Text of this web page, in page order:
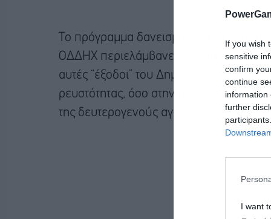
If you wish
sensitive
confirm
continue
information
further
I want
Το πρόγραμμα δανεισμού για το πρώτο
ΟΔΔΗΧ περιελάμβανε μία επανέκδοση
αυτές “έξοδοι” του Δημοσίου στις
ρευστότητας, όσο στην η ενίσχυση της
της δευτερογενούς αγοράς.